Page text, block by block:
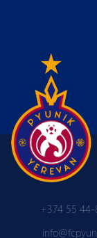
+374 55